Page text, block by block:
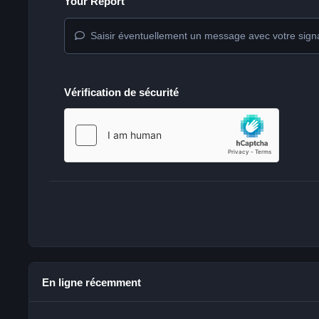
Saisir éventuellement un message avec votre
Vérification de sécurité
En ligne récemment